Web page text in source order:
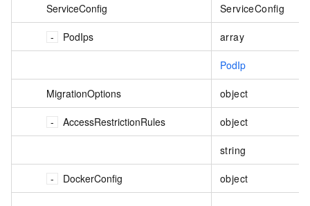
ServiceConfig ServiceConfig
PodIps array
PodIp
MigrationOptions object
AccessRestrictionRules object
string
DockerConfig object